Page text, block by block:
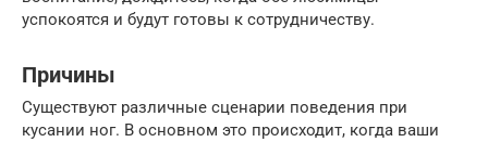
успокоятся и будут готовы к сотрудничеству.
Причины
Существуют различные сценарии поведения при
кусании ног. В основном это происходит, когда ваши